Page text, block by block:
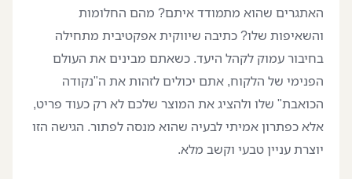
האתגרים שהוא מתמודד איתם? מהם החלומות
והשאיפות שלו? כתיבה שיווקית אפקטיבית מתחילה
בחיבור עמוק לקהל היעד. כשאתם מבינים את העולם
הפנימי של הלקוח, אתם יכולים לזהות את ה"נקודה
הכואבת" שלו ולהציג את המוצר שלכם לא רק כעוד פריט,
אלא כפתרון אמיתי לבעיה שהוא מנסה לפתור. הגישה הזו
יוצרת עניין טבעי וקשב מלא.